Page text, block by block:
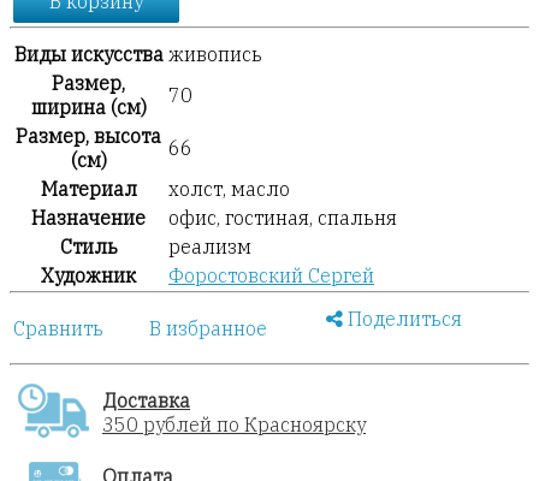
Виды искусства живопись
Размер,
ширина (см)
70
Размер, высота
(см)
66
Материал
холст, масло
Назначение
офис, гостиная, спальня
Стиль
реализм
Художник
Форостовский Сергей
Сравнить В избранное Поделиться
Доставка
350 рублей по Красноярску